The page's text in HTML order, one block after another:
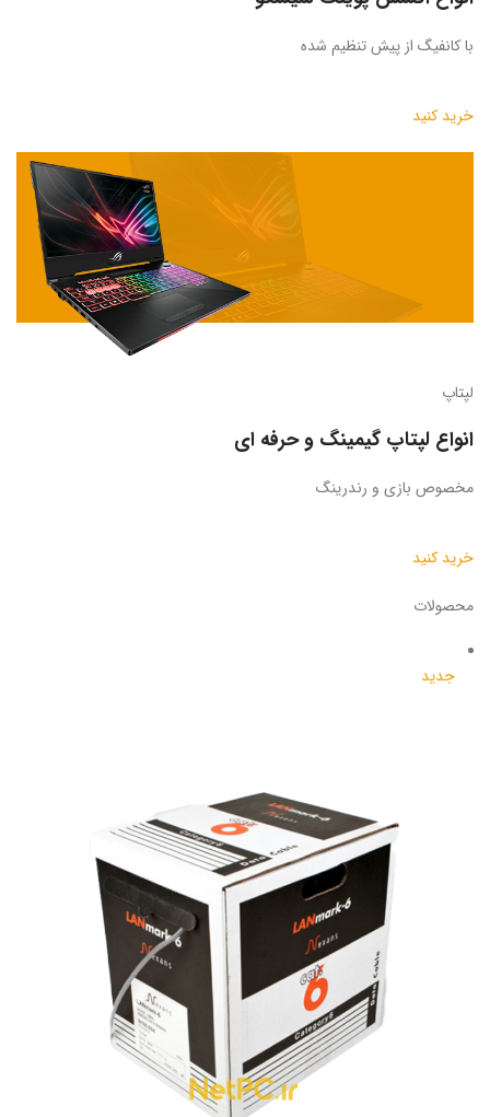
با کانفیگ از پیش تنظیم شده
خرید کنید
لپتاپ
انواع لپتاپ گیمینگ و حرفه ای
مخصوص بازی و رندرینگ
خرید کنید
محصولات
جدید